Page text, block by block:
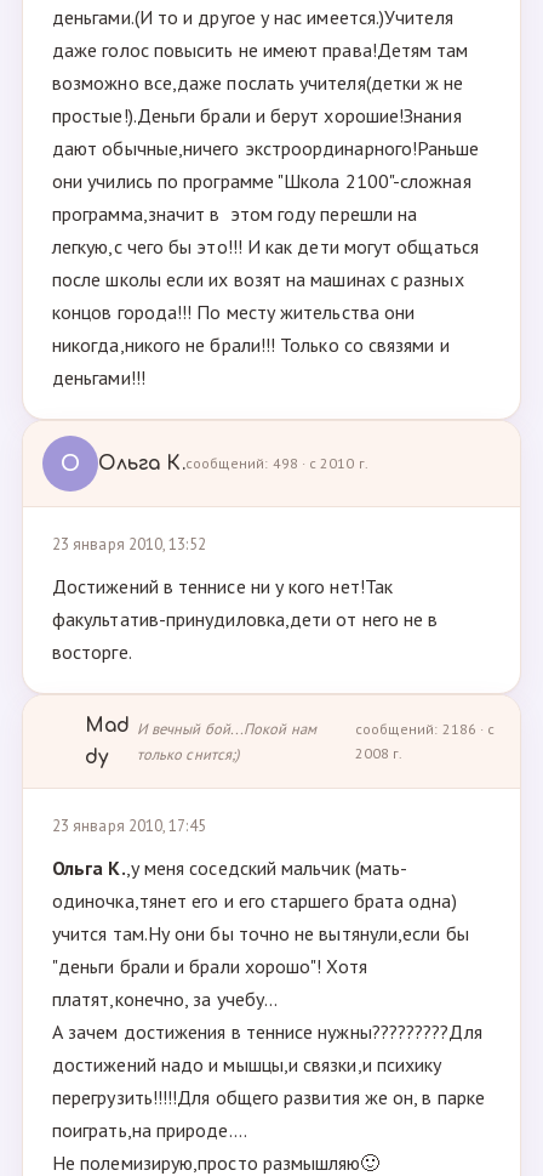
деньгами.(И то и другое у нас имеется.)Учителя
даже голос повысить не имеют права!Детям там
возможно все,даже послать учителя(детки ж не
простые!).Деньги брали и берут хорошие!Знания
дают обычные,ничего экстроординарного!Раньше
они учились по программе "Школа 2100"-сложная
программа,значит в этом году перешли на
легкую,с чего бы это!!! И как дети могут общаться
после школы если их возят на машинах с разных
концов города!!! По месту жительства они
никогда,никого не брали!!! Только со связями и
деньгами!!!
О Ольга К.сообщений: 498 · с 2010 г.
23 января 2010, 13:52
Достижений в теннисе ни у кого нет!Так
факультатив-принудиловка,дети от него не в
восторге.
Mad
dy
И вечный бой...Покой нам
только снится;)
сообщений: 2186 · с
2008 г.
23 января 2010, 17:45
Ольга К.,у меня соседский мальчик (мать-
одиночка,тянет его и его старшего брата одна)
учится там.Ну они бы точно не вытянули,если бы
"деньги брали и брали хорошо"! Хотя
платят,конечно, за учебу...
А зачем достижения в теннисе нужны?????????Для
достижений надо и мышцы,и связки,и психику
перегрузить!!!!!Для общего развития же он, в парке
поиграть,на природе....
Не полемизирую,просто размышляю🙂